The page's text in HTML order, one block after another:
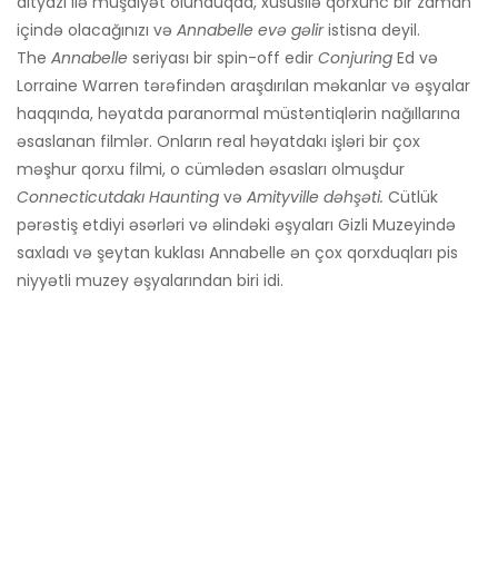
içində olacağınızı və Annabelle evə gəliristisna deyil.
The Annabelle seriyası bir spin-off edir Conjuring Ed və
Lorraine Warren tərəfindən araşdırılan məkanlar və əşyalar
haqqında, həyatda paranormal müstəntiqlərin nağıllarına
əsaslanan filmlər. Onların real həyatdakı işləri bir çox
məşhur qorxu filmi, o cümlədən əsasları olmuşdur
Connecticutdakı Haunting və Amityville dəhşəti. Cütlük
pərəstiş etdiyi əsərləri və əlindəki əşyaları Gizli Muzeyində
saxladı və şeytan kuklası Annabelle ən çox qorxduqları pis
niyyətli muzey əşyalarından biri idi.